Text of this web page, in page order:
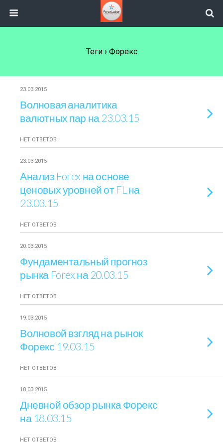
Теги › Форекс
23.03.2015
Волновая аналитика
валютных пар на 23.03.15
НЕТ ОТВЕТОВ
23.03.2015
Анализ Forex на основе
ценовых уровней от FL на
23.03.15
НЕТ ОТВЕТОВ
20.03.2015
Фундаментальный прогноз
рынка Forex на 20.03.15
НЕТ ОТВЕТОВ
19.03.2015
Волновой взгляд на рынок
Форекс 19.03.15
НЕТ ОТВЕТОВ
18.03.2015
Дневной обзор рынка Форекс
на 18.03.15
НЕТ ОТВЕТОВ